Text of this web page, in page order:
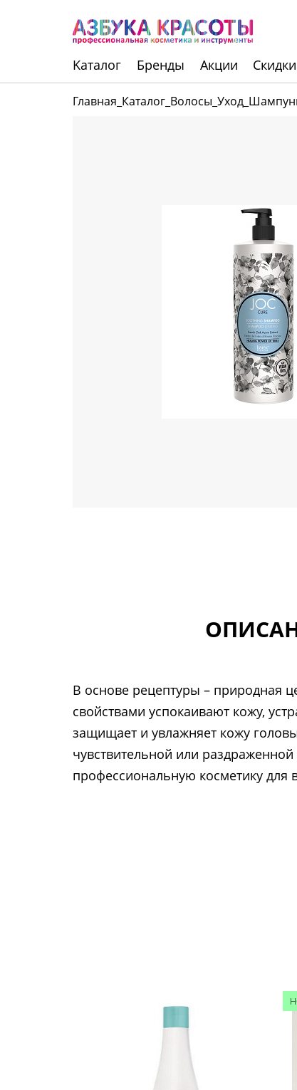
Kаталог Бренды Акции
Главная Каталог Волосы Уход
В основе рецептуры – природная
свойствами успокаивают кожу,
защищает и увлажняет кожу
чувствительной или
профессиональную косметику для